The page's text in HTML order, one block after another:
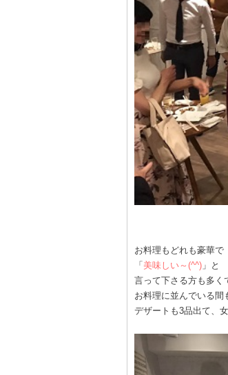
お料理もどれも豪華で
「 美味しい～(^^) 」と
言って下さる方も多く
お料理に並んでいる間
デザートも3品出て、